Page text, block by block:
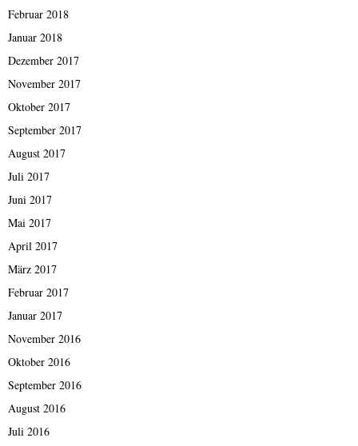
Februar 2018
Januar 2018
Dezember 2017
November 2017
Oktober 2017
September 2017
August 2017
Juli 2017
Juni 2017
Mai 2017
April 2017
März 2017
Februar 2017
Januar 2017
November 2016
Oktober 2016
September 2016
August 2016
Juli 2016